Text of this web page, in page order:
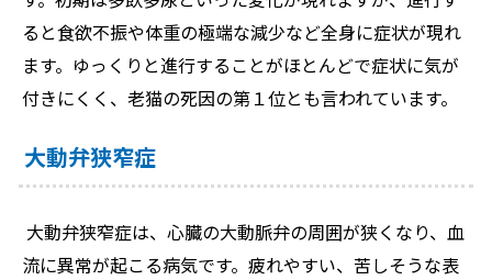
ると食欲不振や体重の極端な減少など全身に症状が現れ
ます。ゆっくりと進行することがほとんどで症状に気が
付きにくく、老猫の死因の第１位とも言われています。
大動弁狭窄症
大動弁狭窄症は、心臓の大動脈弁の周囲が狭くなり、血
流に異常が起こる病気です。疲れやすい、苦しそうな表